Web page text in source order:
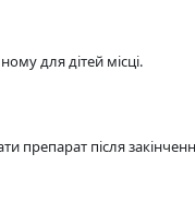
для дітей місці.
препарат після